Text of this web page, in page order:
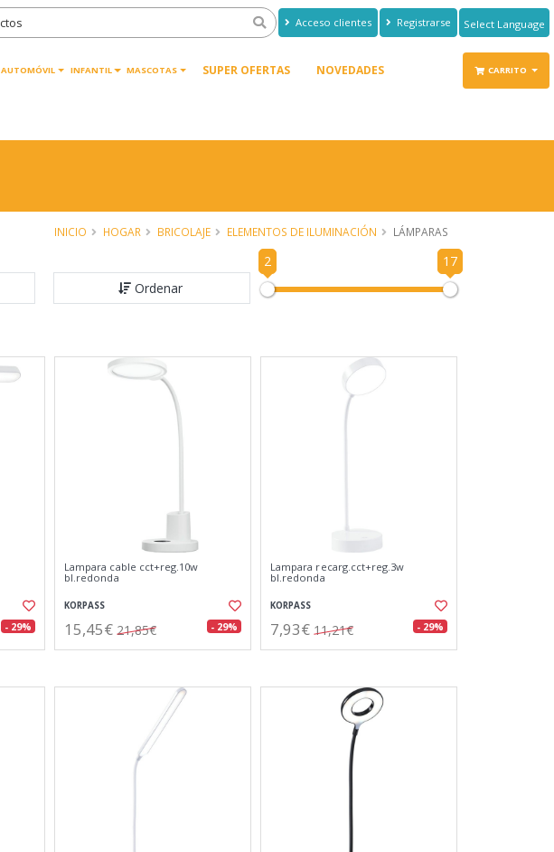
Acceso clientes Registrarse
Translate
AUTOMÓVIL INFANTIL MASCOTAS SUPER OFERTAS NOVEDADES CARRITO
INICIO HOGAR BRICOLAJE ELEMENTOS DE ILUMINACIÓN LÁMPARAS
Ordenar
2 17
- 29%
Lampara cable cct+reg.10w
bl.redonda
KORPASS
15,45€ 21,85€ - 29%
Lampara recarg.cct+reg.3w
bl.redonda
KORPASS
7,93€ 11,21€ - 29%